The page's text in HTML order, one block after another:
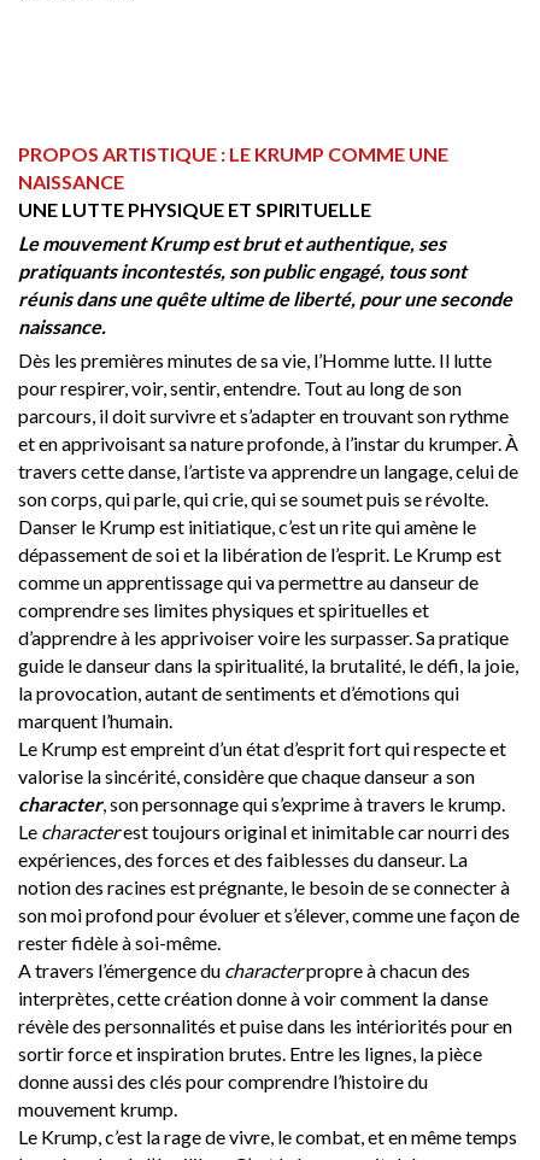
PROPOS ARTISTIQUE : LE KRUMP COMME UNE
NAISSANCE
UNE LUTTE PHYSIQUE ET SPIRITUELLE
Le mouvement Krump est brut et authentique, ses
pratiquants incontestés, son public engagé, tous sont
réunis dans une quête ultime de liberté, pour une seconde
naissance.
Dès les premières minutes de sa vie, l’Homme lutte. Il lutte
pour respirer, voir, sentir, entendre. Tout au long de son
parcours, il doit survivre et s’adapter en trouvant son rythme
et en apprivoisant sa nature profonde, à l’instar du krumper. À
travers cette danse, l’artiste va apprendre un langage, celui de
son corps, qui parle, qui crie, qui se soumet puis se révolte.
Danser le Krump est initiatique, c’est un rite qui amène le
dépassement de soi et la libération de l’esprit. Le Krump est
comme un apprentissage qui va permettre au danseur de
comprendre ses limites physiques et spirituelles et
d’apprendre à les apprivoiser voire les surpasser. Sa pratique
guide le danseur dans la spiritualité, la brutalité, le défi, la joie,
la provocation, autant de sentiments et d’émotions qui
marquent l’humain.
Le Krump est empreint d’un état d’esprit fort qui respecte et
valorise la sincérité, considère que chaque danseur a son
character, son personnage qui s’exprime à travers le krump.
Le characterest toujours original et inimitable car nourri des
expériences, des forces et des faiblesses du danseur. La
notion des racines est prégnante, le besoin de se connecter à
son moi profond pour évoluer et s’élever, comme une façon de
rester fidèle à soi-même.
A travers l’émergence du characterpropre à chacun des
interprètes, cette création donne à voir comment la danse
révèle des personnalités et puise dans les intériorités pour en
sortir force et inspiration brutes. Entre les lignes, la pièce
donne aussi des clés pour comprendre l’histoire du
mouvement krump.
Le Krump, c’est la rage de vivre, le combat, et en même temps